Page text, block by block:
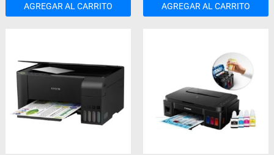
AGREGAR AL CARRITO AGREGAR AL CARRITO